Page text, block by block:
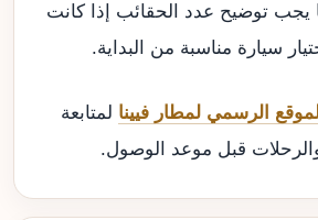
توضيح عدد الحقائب إذا كانت
سيارة مناسبة من البداية.
الرسمي لمطار فيينا لمتابعة
قبل موعد الوصول.